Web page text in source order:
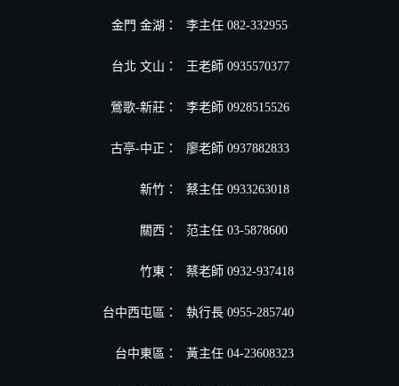
金門 金湖： 李主任 082-332955
台北 文山： 王老師 0935570377
鶯歌-新莊： 李老師 0928515526
古亭-中正： 廖老師 0937882833
新竹： 蔡主任 0933263018
關西： 范主任 03-5878600
竹東： 蔡老師 0932-937418
台中西屯區： 執行長 0955-285740
台中東區： 黃主任 04-23608323